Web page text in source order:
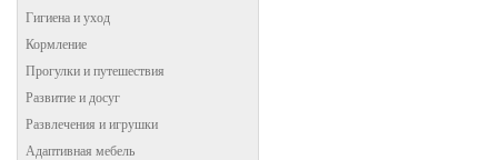
Гигиена и уход
Кормление
Прогулки и путешествия
Развитие и досуг
Развлечения и игрушки
Адаптивная мебель